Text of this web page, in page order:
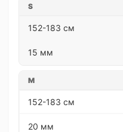
S
152-183 см
15 мм
M
152-183 см
20 мм